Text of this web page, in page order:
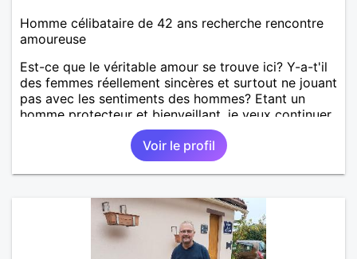
Homme célibataire de 42 ans recherche rencontre
amoureuse
Est-ce que le véritable amour se trouve ici? Y-a-t'il
des femmes réellement sincères et surtout ne jouant
pas avec les sentiments des hommes? Etant un
homme protecteur et bienveillant, je veux continuer
d'y croire et pouvoir enfin former la petite famille
que je désir temps. Faux profil, profiteuse et autres
joyeuseté passer votre chemin, vous ne
m'intéressez pas du tout!
Voir le profil